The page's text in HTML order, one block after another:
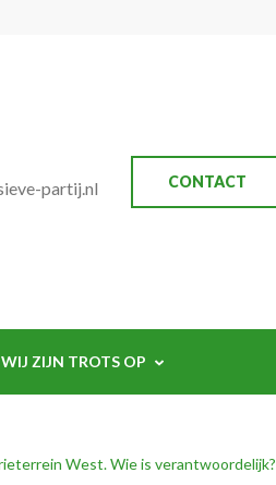
CONTACT
partij.nl
WIJ ZIJN TROTS OP
West. Wie is verantwoordelijk?